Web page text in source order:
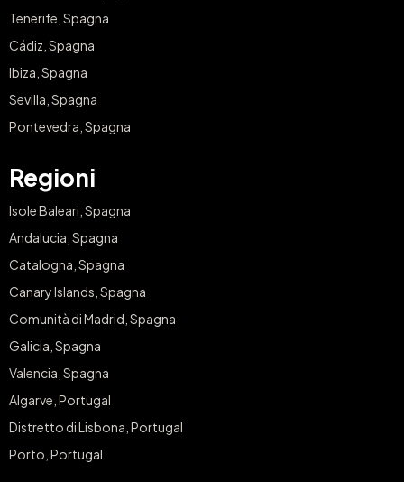
Tenerife, Spagna
Cádiz, Spagna
Ibiza, Spagna
Sevilla, Spagna
Pontevedra, Spagna
Regioni
Isole Baleari, Spagna
Andalucia, Spagna
Catalogna, Spagna
Canary Islands, Spagna
Comunità di Madrid, Spagna
Galicia, Spagna
Valencia, Spagna
Algarve, Portugal
Distretto di Lisbona, Portugal
Porto, Portugal